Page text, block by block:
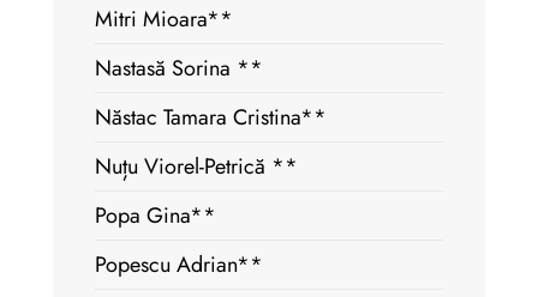
Mitri Mioara**
Nastasă Sorina **
Năstac Tamara Cristina**
Nuțu Viorel-Petrică **
Popa Gina**
Popescu Adrian**